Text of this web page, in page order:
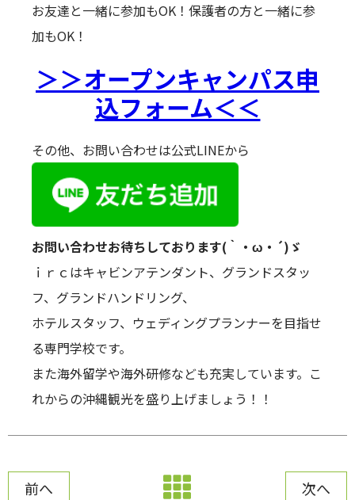
お友達と一緒に参加もOK！保護者の方と一緒に参
加もOK！
＞＞オープンキャンパス申
込フォーム＜＜
その他、お問い合わせは公式LINEから
お問い合わせお待ちしております(｀・ω・´)ゞ
ｉｒｃはキャビンアテンダント、グランドスタッ
フ、グランドハンドリング、
ホテルスタッフ、ウェディングプランナーを目指せ
る専門学校です。
また海外留学や海外研修なども充実しています。こ
れからの沖縄観光を盛り上げましょう！！
前へ 次へ